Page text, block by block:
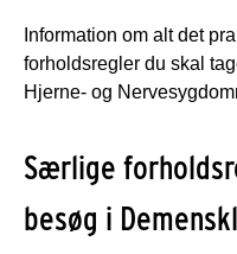
Information om alt det
forholdsregler du skal
Hjerne- og
Særlige
besøg i